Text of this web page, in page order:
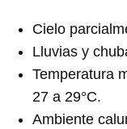
Cielo
Lluvias y
Temperatura
27 a 29°C.
Ambiente